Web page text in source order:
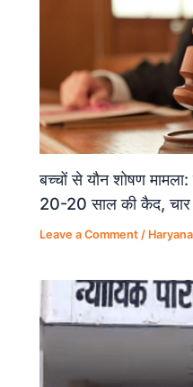
बच्चों से यौन शोषण मामला:
20-20 साल की कैद, चार
Leave a Comment / Haryana